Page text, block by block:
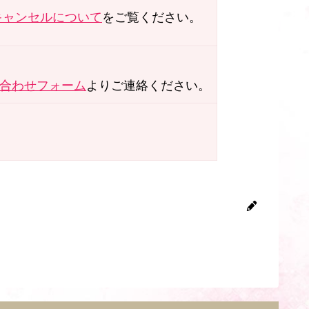
ャンセルについて をご覧ください。
わせフォームよりご連絡ください。